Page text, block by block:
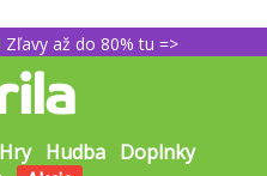
až do 80% tu =>
Hry Hudba Doplnky